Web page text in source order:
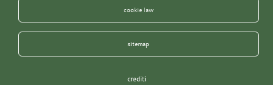
cookie law
sitemap
crediti